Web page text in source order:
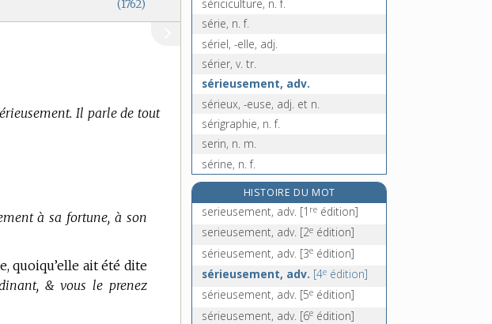
(1762)
Il parle de tout
à sa fortune, à son
quoiqu’elle ait été dite
& vous le prenez
sériciculture, n. f.
série, n. f.
sériel, -elle, adj.
sérier, v. tr.
sérieusement, adv.
sérieux, -euse, adj. et n.
sérigraphie, n. f.
serin, n. m.
sérine, n. f.
seriner, v. tr.
serinette, n. f.
HISTOIRE DU MOT
serieusement, adv. [1 re édition]
serieusement, adv. [2e édition]
sérieusement, adv. [3e édition]
sérieusement, adv. [4e édition]
sérieusement, adv. [5e édition]
sérieusement, adv. [6e édition]